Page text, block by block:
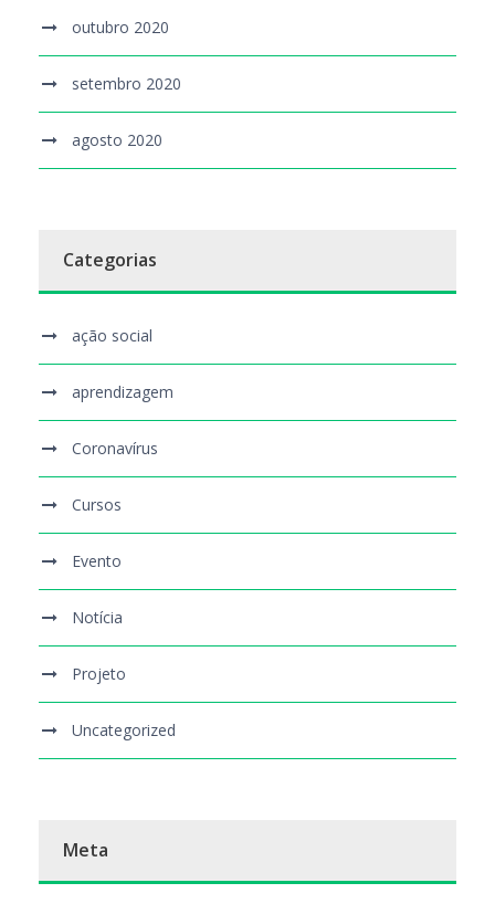
outubro 2020
setembro 2020
agosto 2020
Categorias
ação social
aprendizagem
Coronavírus
Cursos
Evento
Notícia
Projeto
Uncategorized
Meta